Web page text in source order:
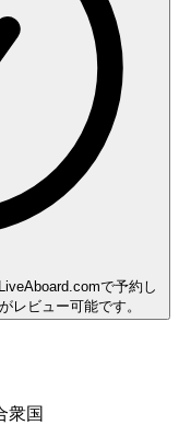
LiveAboard.comで予約し
レビュー可能です。
衆国